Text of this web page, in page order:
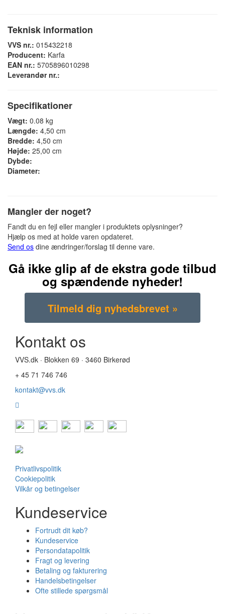
Teknisk information
VVS nr.: 015432218
Producent: Karfa
EAN nr.: 5705896010298
Leverandør nr.:
Specifikationer
Vægt: 0.08 kg
Længde: 4,50 cm
Bredde: 4,50 cm
Højde: 25,00 cm
Dybde:
Diameter:
Mangler der noget?
Fandt du en fejl eller mangler i produktets oplysninger?
Hjælp os med at holde varen opdateret.
Send os dine ændringer/forslag til denne vare.
Gå ikke glip af de ekstra gode tilbud
og spændende nyheder!
Kontakt os
VVS.dk · Blokken 69 · 3460 Birkerød
+ 45 71 746 746
kontakt@vvs.dk
Privatlivspolitik
Cookiepolitik
Vilkår og betingelser
Kundeservice
Fortrudt dit køb?
Kundeservice
Persondatapolitik
Fragt og levering
Betaling og fakturering
Handelsbetingelser
Ofte stillede spørgsmål